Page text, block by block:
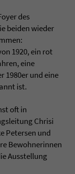
des
beiden wieder
1920, ein rot
eine
1980er und eine
ist.
oft in
Chrisi
Petersen und
Bewohnerinnen
Ausstellung